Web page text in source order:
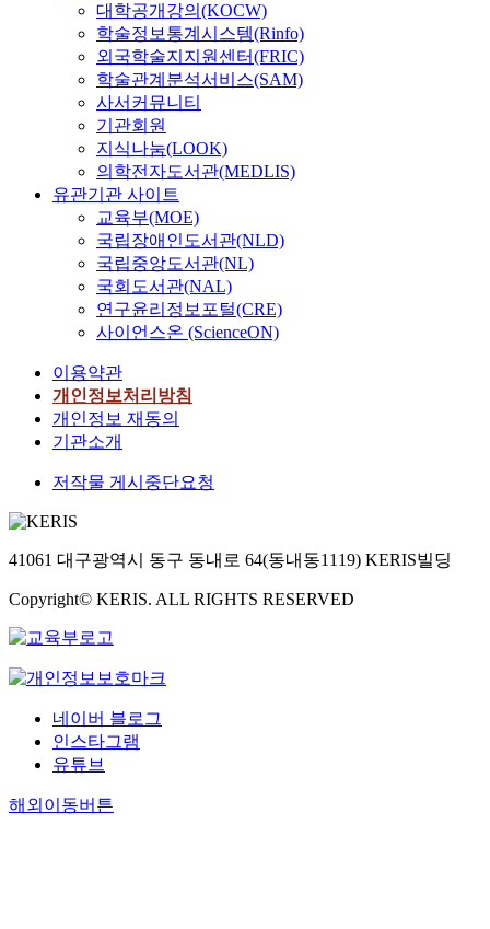
대학공개강의(KOCW)
학술정보통계시스템(Rinfo)
외국학술지지원센터(FRIC)
학술관계분석서비스(SAM)
사서커뮤니티
기관회원
지식나눔(LOOK)
의학전자도서관(MEDLIS)
유관기관 사이트
교육부(MOE)
국립장애인도서관(NLD)
국립중앙도서관(NL)
국회도서관(NAL)
연구윤리정보포털(CRE)
사이언스온 (ScienceON)
이용약관
개인정보처리방침
개인정보 재동의
기관소개
저작물 게시중단요청
41061 대구광역시 동구 동내로 64(동내동1119) KERIS빌딩
Copyright© KERIS. ALL RIGHTS RESERVED
네이버 블로그
인스타그램
유튜브
해외이동버튼